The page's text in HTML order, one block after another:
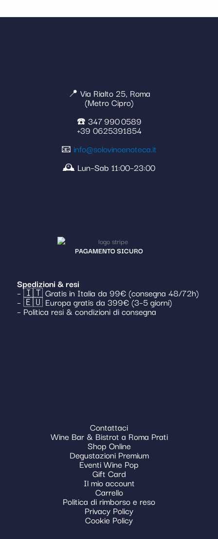
📍 Via Rialto 25, Roma
(Metro Cipro)
☎️ 347 990 0589
+39 0625391854
📧 info@solovinoenoteca.it
🕰️ Lun–Sab 11:00–23:00
PAGAMENTO SICURO
Spedizioni & resi
– 🇮🇹 Gratis in Italia da 99€ (consegna 48/72h)
– 🇪🇺 Europa gratis da 399€ (3–5 giorni)
– Politica resi & condizioni di consegna
Contattaci
Wine Bar & Bistrot a Roma Prati
Shop Online
Degustazioni Premium
Eventi Wine Pop
Gift Card
Il mio account
Carrello
Politica di rimborso e reso
Privacy Policy
Cookie Policy